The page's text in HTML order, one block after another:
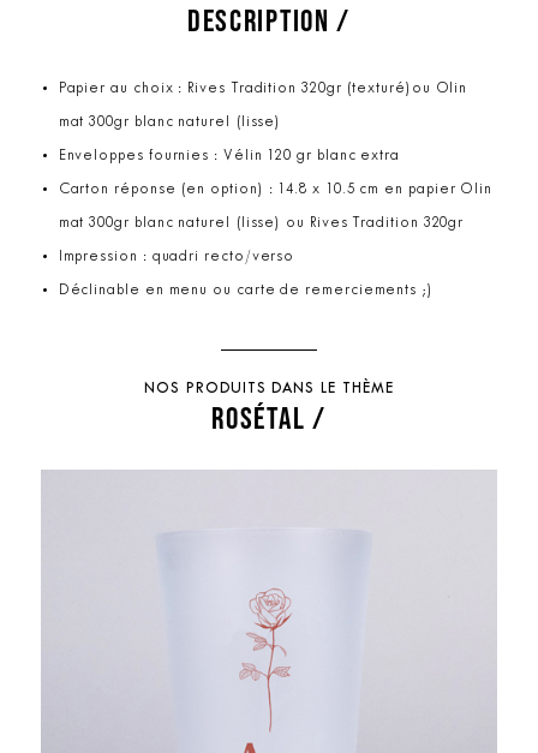
DESCRIPTION /
Papier au choix : Rives Tradition 320gr (texturé)ou Olin
mat 300gr blanc naturel (lisse)
Enveloppes fournies : Vélin 120 gr blanc extra
Carton réponse (en option) : 14.8 x 10.5 cm en papier Olin
mat 300gr blanc naturel (lisse) ou Rives Tradition 320gr
Impression : quadri recto/verso
Déclinable en menu ou carte de remerciements ;)
NOS PRODUITS DANS LE THÈME
ROSÉTAL /